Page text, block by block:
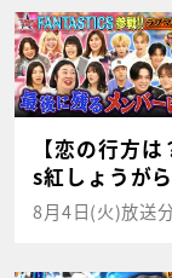
【恋の行方
s紅しょうが
8月4日(火)放送